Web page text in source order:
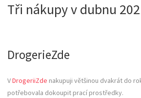
Tři nákupy v dubnu
DrogerieZde
VDrogeriiZde nakupuji většinou dvakrát do
potřebovala dokoupit prací prostředky.